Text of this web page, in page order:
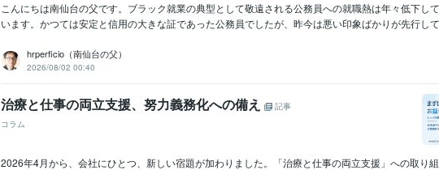
こんにちは南仙台の父です。ブラック就業の典型として敬遠される公務員への就職熱は年々低下し
います。かつては安定と信用の大きな証であった公務員でしたが、昨今は悪い印象ばかりが先行し
hrperficio（南仙台の父）
2026/08/02 00:40
治療と仕事の両立支援、努力義務化への備え
記事
コラム
2026年4月から、会社にひとつ、新しい宿題が加わりました。「治療と仕事の両立支援」への取り